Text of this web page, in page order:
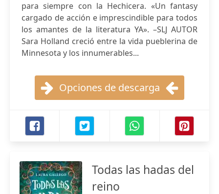
para siempre con la Hechicera. «Un fantasy
cargado de acción e imprescindible para todos
los amantes de la literatura YA». –SLJ AUTOR
Sara Holland creció entre la vida pueblerina de
Minnesota y los innumerables...
Opciones de descarga
Todas las hadas del
reino